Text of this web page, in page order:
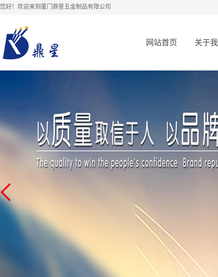
您好！欢迎来到厦门鼎星五金制品有限公司
网站首页 关于